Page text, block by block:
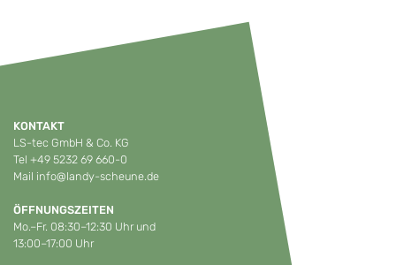
KONTAKT
LS-tec GmbH & Co. KG
Tel +49 5232 69 660-0
Mail info@landy-scheune.de
ÖFFNUNGSZEITEN
Mo.–Fr. 08:30–12:30 Uhr und
13:00–17:00 Uhr